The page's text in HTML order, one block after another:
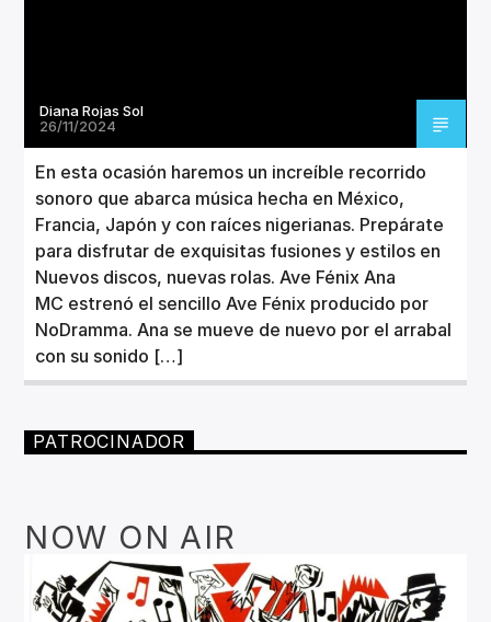
Diana Rojas Sol
26/11/2024
En esta ocasión haremos un increíble recorrido
sonoro que abarca música hecha en México,
Francia, Japón y con raíces nigerianas. Prepárate
para disfrutar de exquisitas fusiones y estilos en
Nuevos discos, nuevas rolas. Ave Fénix Ana
MC estrenó el sencillo Ave Fénix producido por
NoDramma. Ana se mueve de nuevo por el arrabal
con su sonido […]
PATROCINADOR
NOW ON AIR